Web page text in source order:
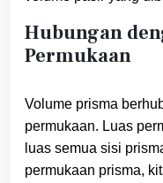
Hubungan
Permukaan
Volume prisma
permukaan. Luas
luas semua sisi
permukaan prisma,